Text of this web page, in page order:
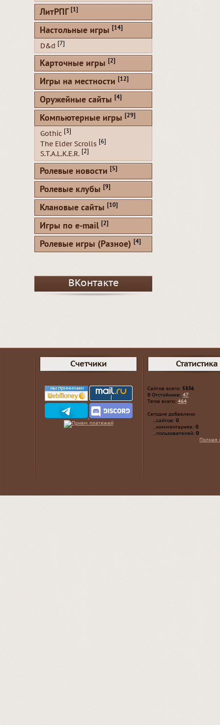
ЛитРПГ [1]
Настольные игры [14]
D&d [7]
Карточные игры [2]
Игры на местности [12]
Оружейные сайты [4]
Компьютерные игры [29]
Gothic [3]
The Elder Scrolls [6]
S.T.A.L.K.E.R. [2]
Ролевые новости [5]
Ролевые клубы [9]
Клановые сайты [10]
Игры по e-mail [2]
Ролевые игры (Разное) [4]
ВКонтакте
Счетчики Статистика
Сайтов всего: 5336
В Отстойнике: 47
Тэгов всего: 464
Сегодня добавлено
...сайтов: 0
...комментариев: 0
...пользователей: 0
Полная